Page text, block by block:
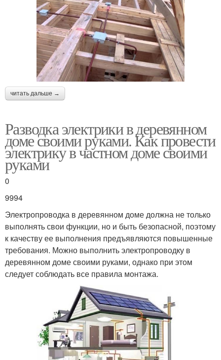
читать дальше →
Разводка электрики в деревянном
доме своими руками. Как провести
электрику в частном доме своими
руками
0
9994
Электропроводка в деревянном доме должна не только
выполнять свои функции, но и быть безопасной, поэтому
к качеству ее выполнения предъявляются повышенные
требования. Можно выполнить электропроводку в
деревянном доме своими руками, однако при этом
следует соблюдать все правила монтажа.